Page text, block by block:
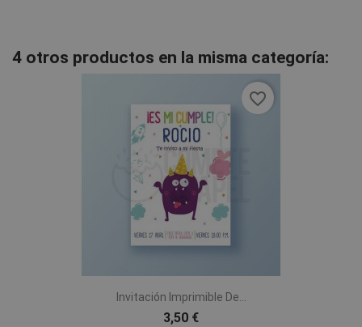
4 otros productos en la misma categoría:
Invitación Imprimible De...
3,50 €
favorite_border